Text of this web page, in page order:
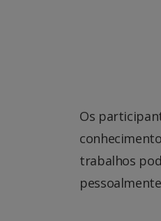
Os
trabalhos